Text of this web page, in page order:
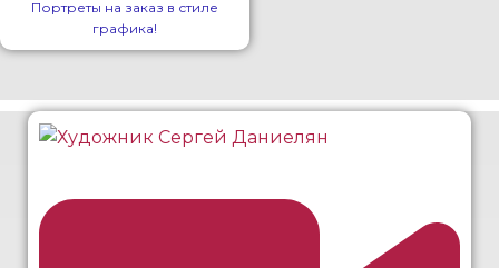
Портреты на заказ в стиле
графика!